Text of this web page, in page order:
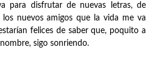
para disfrutar de nuevas letras, de
nuevos amigos que la vida me va
felices de saber que, poquito a
sigo sonriendo.